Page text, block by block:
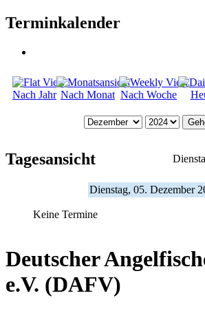
Terminkalender
Nach Jahr Nach Monat Nach Woche
Tagesansicht
Dienstag, 05. Dezember
Keine Termine
Deutscher
e.V. (DAFV)